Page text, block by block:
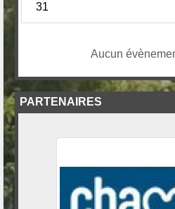
31
Aucun
PARTENAIRES